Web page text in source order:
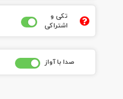
تکی و
اشتراکی
صدا با آواز